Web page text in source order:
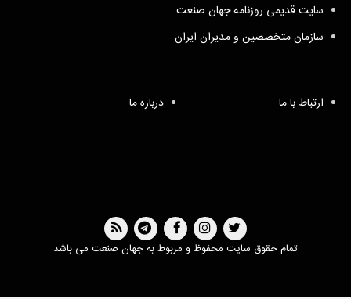
سایت قدیمی روزنامه جهان صنعت
سازمان متخصصین و مدیران ایران
ارتباط با ما درباره ما
تمام حقوق سایت محفوظ و مربوط به جهان صنعت می باشد